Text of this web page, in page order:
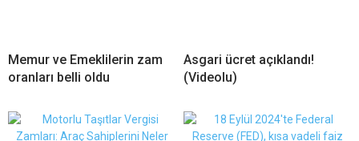
Memur ve Emeklilerin zam
oranları belli oldu
Asgari ücret açıklandı!
(Videolu)